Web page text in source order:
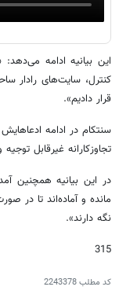
این بیانیه ادامه
کنترل، سایت‌های رادار
قرار دادیم».
سنتکام در ادامه
تجاوزکارانه غیرقابل
در این بیانیه همچنین
مانده و آماده‌اند تا در
نگه دارند».
315
کد مطلب2243378